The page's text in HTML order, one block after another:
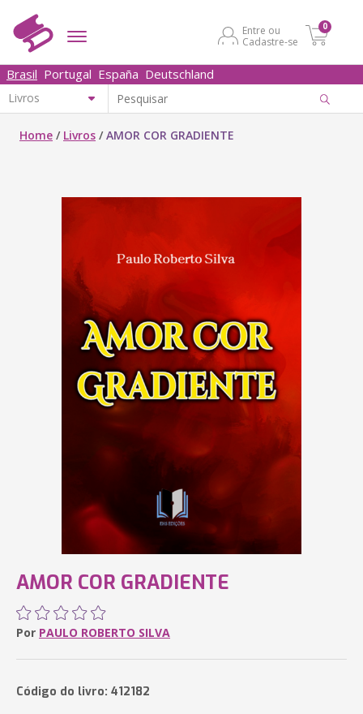
Entre ou
Cadastre-se
0
Brasil Portugal España Deutschland
Home / Livros /AMOR COR GRADIENTE
AMOR COR GRADIENTE
Por PAULO ROBERTO SILVA
Código do livro: 412182